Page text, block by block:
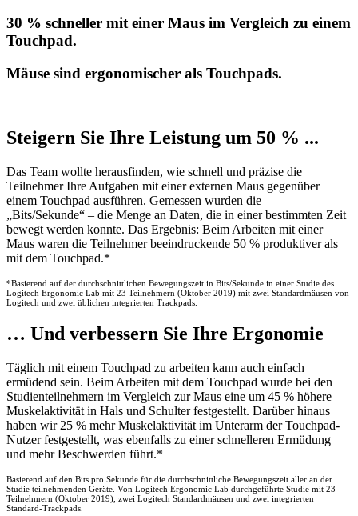
30 % schneller mit einer Maus im Vergleich zu einem
Touchpad.
Mäuse sind ergonomischer als Touchpads.
Steigern Sie Ihre Leistung um 50 % ...
Das Team wollte herausfinden, wie schnell und präzise die
Teilnehmer Ihre Aufgaben mit einer externen Maus gegenüber
einem Touchpad ausführen. Gemessen wurden die
„Bits/Sekunde“ – die Menge an Daten, die in einer bestimmten Zeit
bewegt werden konnte. Das Ergebnis: Beim Arbeiten mit einer
Maus waren die Teilnehmer beeindruckende 50 % produktiver als
mit dem Touchpad.*
*Basierend auf der durchschnittlichen Bewegungszeit in Bits/Sekunde in einer Studie des
Logitech Ergonomic Lab mit 23 Teilnehmern (Oktober 2019) mit zwei Standardmäusen von
Logitech und zwei üblichen integrierten Trackpads.
… Und verbessern Sie Ihre Ergonomie
Täglich mit einem Touchpad zu arbeiten kann auch einfach
ermüdend sein. Beim Arbeiten mit dem Touchpad wurde bei den
Studienteilnehmern im Vergleich zur Maus eine um 45 % höhere
Muskelaktivität in Hals und Schulter festgestellt. Darüber hinaus
haben wir 25 % mehr Muskelaktivität im Unterarm der Touchpad-
Nutzer festgestellt, was ebenfalls zu einer schnelleren Ermüdung
und mehr Beschwerden führt.*
Basierend auf den Bits pro Sekunde für die durchschnittliche Bewegungszeit aller an der
Studie teilnehmenden Geräte. Von Logitech Ergonomic Lab durchgeführte Studie mit 23
Teilnehmern (Oktober 2019), zwei Logitech Standardmäusen und zwei integrierten
Standard-Trackpads.